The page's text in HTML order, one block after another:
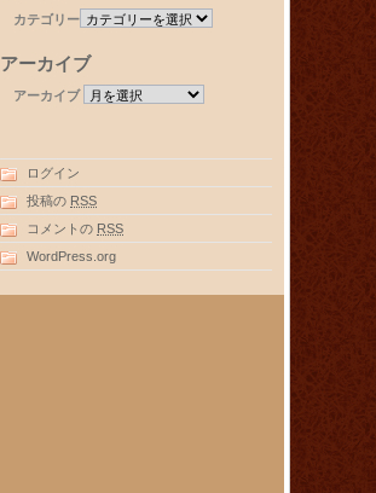
カテゴリー
アーカイブ
アーカイブ
ログイン
投稿の RSS
コメントの RSS
WordPress.org